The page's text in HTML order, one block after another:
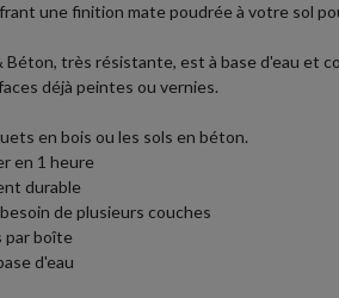
une finition mate poudrée à votre sol
très résistante, est à base d'eau et
déjà peintes ou vernies.
en bois ou les sols en béton.
en 1 heure
durable
de plusieurs couches
par boîte
d'eau